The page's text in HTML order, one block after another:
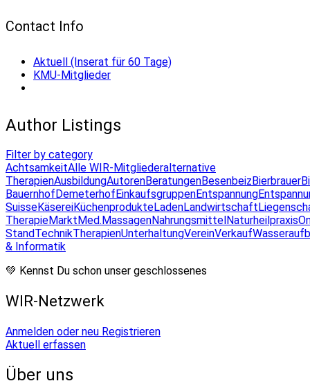
Contact Info
Aktuell (Inserat für 60 Tage)
KMU-Mitglieder
Author Listings
Filter by category
AchtsamkeitAlle WIR-Mitgliederalternative
TherapienAusbildungAutorenBeratungenBesenbeiz Bierbrauer
Bauernhof Demeterhof EinkaufsgruppenEntspannung
SuisseKäsereiKüchenprodukteLadenLandwirtschaft
TherapieMarkt Med.MassagenNahrungsmittel Naturheilpraxis
StandTechnikTherapienUnterhaltungVereinVerkauf
& Informatik
💚 Kennst Du schon unser geschlossenes
WIR-Netzwerk
Anmelden oder neu Registrieren
Aktuell erfassen
Über uns